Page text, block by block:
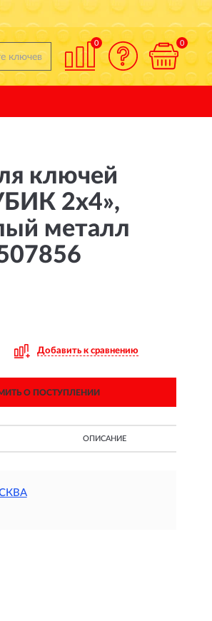
ПОЛНЫЙ
0 0
ключей
2х4»,
металл
Добавить к сравнению
О ПОСТУПЛЕНИИ
ОПИСАНИЕ